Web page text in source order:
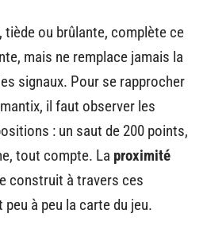
tiède ou brûlante, complète ce
mais ne remplace jamais la
signaux. Pour se rapprocher
il faut observer les
: un saut de 200 points,
tout compte. La proximité
construit à travers ces
à peu la carte du jeu.